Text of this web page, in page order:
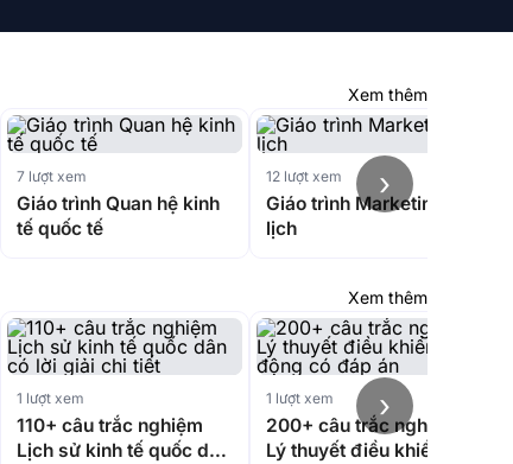
Xem thêm
›
7 lượt xem
Giáo trình Quan hệ kinh
tế quốc tế
12 lượt xem
Giáo trình Marketing du
lịch
Xem thêm
›
1 lượt xem
110+ câu trắc nghiệm
Lịch sử kinh tế quốc dân
1 lượt xem
200+ câu trắc nghiệm
Lý thuyết điều khiển tự